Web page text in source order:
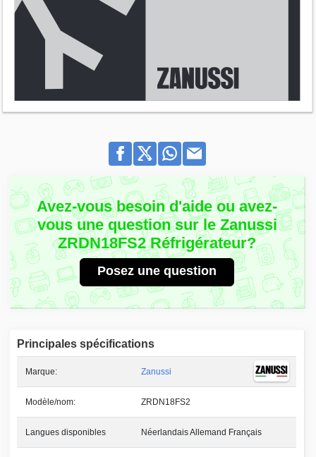
Avez-vous besoin d'aide ou avez-
vous une question sur le Zanussi
ZRDN18FS2 Réfrigérateur?
Posez une question
Principales spécifications
Marque: Zanussi
Modèle/nom: ZRDN18FS2
Langues disponibles Néerlandais Allemand Français